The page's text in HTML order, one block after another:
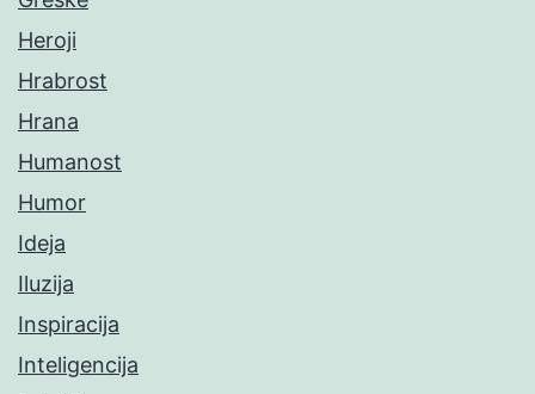
Heroji
Hrabrost
Hrana
Humanost
Humor
Ideja
Iluzija
Inspiracija
Inteligencija